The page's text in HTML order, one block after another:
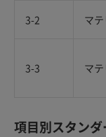
3-2 マ
3-3 マ
項目別スタンダ